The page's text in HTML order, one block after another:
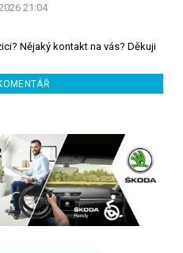
21:04
Nějaký kontakt na vás? Děkuji